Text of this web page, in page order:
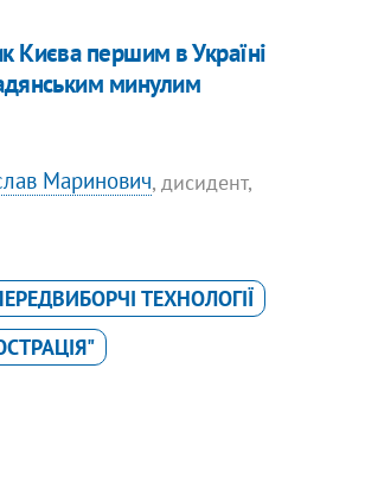
Києва першим в Україні
минулим
Маринович, дисидент,
ТЕХНОЛОГІЇ